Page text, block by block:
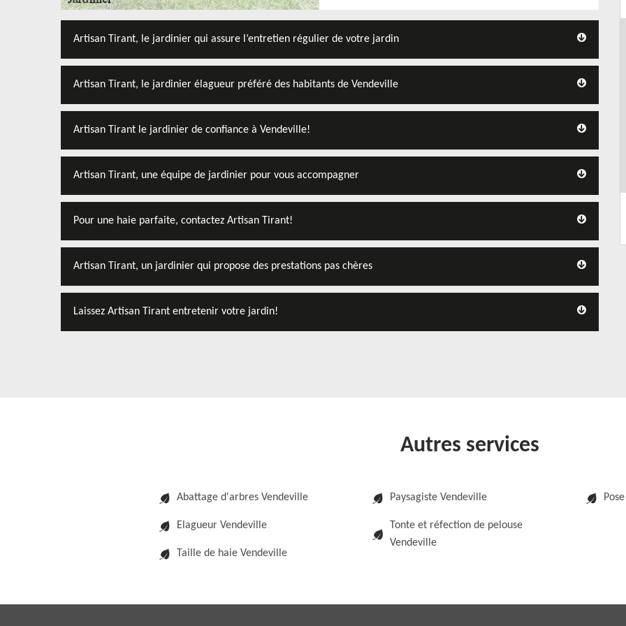
Artisan Tirant, le jardinier qui assure l’entretien régulier de votre jardin
Artisan Tirant, le jardinier élagueur préféré des habitants de Vendeville
Artisan Tirant le jardinier de confiance à Vendeville!
Artisan Tirant, une équipe de jardinier pour vous accompagner
Pour une haie parfaite, contactez Artisan Tirant!
Artisan Tirant, un jardinier qui propose des prestations pas chères
Laissez Artisan Tirant entretenir votre jardin!
Autres services
Abattage d'arbres Vendeville
Elagueur Vendeville
Taille de haie Vendeville
Paysagiste Vendeville
Tonte et réfection de pelouse
Vendeville